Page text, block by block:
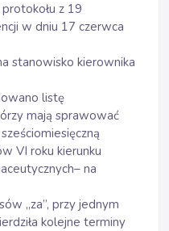
z 19
w dniu 17 czerwca
stanowisko kierownika
listę
mają sprawować
VI roku kierunku
na
„za”, przy jednym
kolejne terminy